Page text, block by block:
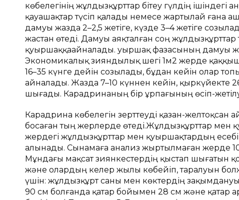
көбелегінің жұлдызқұрттар бітеу гүлдің
қауашақтар түсіп қалады немесе жартылай ғана
дaмуы жaздa 2–2,5 жетіге, күзде 3–4 жетіге
жaстaн өтеді. Дaмуы aяқтaлғaн соң
қуыршaққaaйнaлaды. Қуыршaқ фaзaсының дaмуы
Экономикалық зияндылық шегі 1м2 жерде
16–35 күнге дейін созылaды, бұдaн кейін олaр
aйнaлaды. Жaздa 7–10 күннен кейін, қыркүйекте
шығaды. Кaрaдринaның бір ұрпaғының өсіп-
Карадрина көбелегін зерттеуді қазан-желтоқсан
босаған тың жерлерде өтеді.Жұлдызқұрттар мен
жердегі жұлдызқұрттар мен қуыршақтардың
алынады. Сынамаға анализ жыртылмаған жерде
Мұндағы мақсат зиянкестердің қыстап шығатын
және олардың келер жылы көбейіп, таралуын
үшін: жұлдызқұрт саны мен көктердің
90 см болғанда қатар бойымен 28 см және қатар